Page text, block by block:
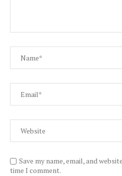
Save my name, email, and
time I comment.